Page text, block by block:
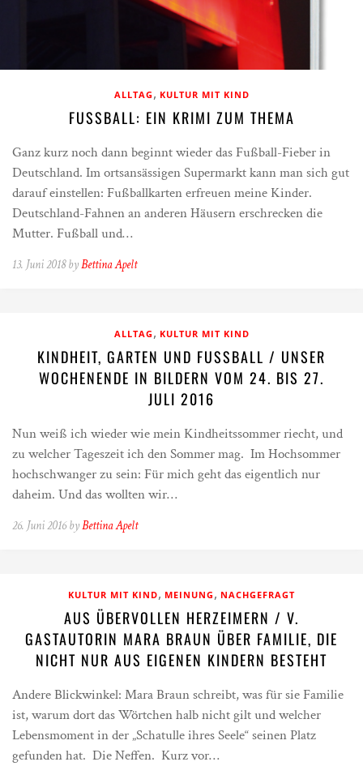
ALLTAG , KULTUR MIT KIND
FUSSBALL: EIN KRIMI ZUM THEMA
Ganz kurz noch dann beginnt wieder das Fußball-Fieber in
Deutschland. Im ortsansässigen Supermarkt kann man sich gut
darauf einstellen: Fußballkarten erfreuen meine Kinder.
Deutschland-Fahnen an anderen Häusern erschrecken die
Mutter. Fußball und…
13. Juni 2018 byBettina Apelt
ALLTAG , KULTUR MIT KIND
KINDHEIT, GARTEN UND FUSSBALL / UNSER W
OCHENENDE IN BILDERN VOM 24. BIS 27. J
ULI 2016
Nun weiß ich wieder wie mein Kindheitssommer riecht, und
zu welcher Tageszeit ich den Sommer mag. Im Hochsommer
hochschwanger zu sein: Für mich geht das eigentlich nur
daheim. Und das wollten wir…
26. Juni 2016 byBettina Apelt
KULTUR MIT KIND, MEINUNG , NACHGEFRAGT
AUS ÜBERVOLLEN HERZEIMERN / V.
GASTAUTORIN MARA BRAUN ÜBER FAMILIE, DIE
NICHT NUR AUS EIGENEN KINDERN BESTEHT
Andere Blickwinkel: Mara Braun schreibt, was für sie Familie
ist, warum dort das Wörtchen halb nicht gilt und welcher
Lebensmoment in der „Schatulle ihres Seele“ seinen Platz
gefunden hat. Die Neffen. Kurz vor…